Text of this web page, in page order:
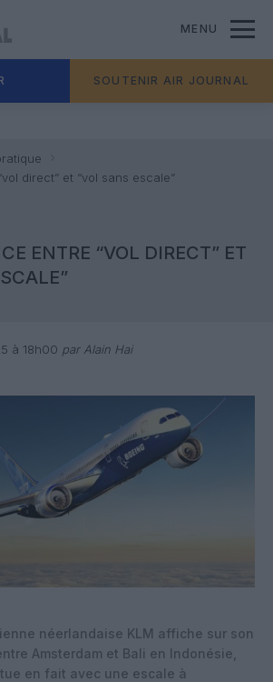
MENU
SOUTENIR AIR JOURNAL
direct” et “vol sans escale”
ENTRE “VOL DIRECT” ET
à 18h00 par Alain Hai
néerlandaise KLM affiche sur son
Amsterdam et Bali en Indonésie,
en fait avec une escale à